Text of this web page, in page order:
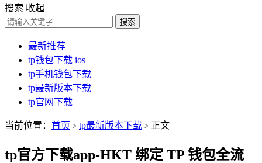
搜索 收起
搜索
最新推荐
tp钱包下载 ios
tp手机钱包下载
tp最新版本下载
tp官网下载
当前位置： 首页 > tp最新版本下载 > 正文
tp官方下载app-HKT 绑定 TP 钱包全流